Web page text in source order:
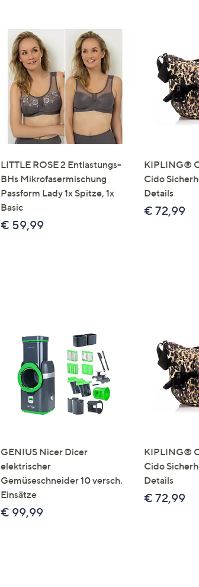
LITTLE ROSE 2 Entlastungs-
BHs Mikrofasermischung
Passform Lady 1x Spitze, 1x
Basic
€ 59,99
KIPLING®
Cido
Details
€ 72,99
GENIUS Nicer Dicer
elektrischer
Gemüseschneider 10 versch.
Einsätze
€ 99,99
KIPLING®
Cido
Details
€ 72,99